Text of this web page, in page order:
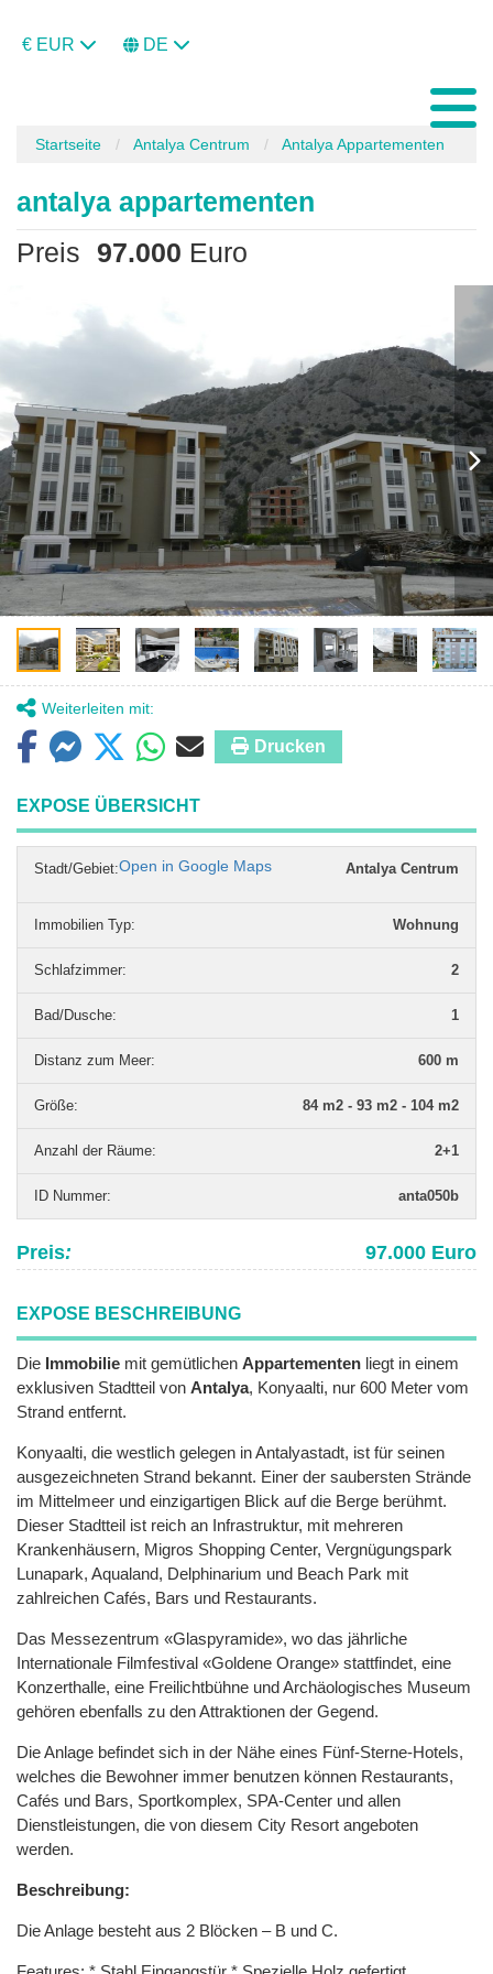
€ EUR DE
Startseite Antalya Centrum Antalya Appartementen
antalya appartementen
Preis 97.000 Euro
Weiterleiten mit:
Drucken
EXPOSE ÜBERSICHT
Stadt/Gebiet: Antalya Centrum
Open in Google Maps
Immobilien Typ: Wohnung
Schlafzimmer: 2
Bad/Dusche: 1
Distanz zum Meer: 600 m
Grö­ße: 84 m2 - 93 m2 - 104 m2
Anzahl der Räume: 2+1
ID Nummer: anta050b
Preis: 97.000 Euro
EXPOSE BESCHREIBUNG
Die Immobilie mit gemütlichen Appartementen liegt in einem
exklusiven Stadtteil von Antalya, Konyaalti, nur 600 Meter vom
Strand entfernt.
Konyaalti, die westlich gelegen in Antalyastadt, ist für seinen
ausgezeichneten Strand bekannt. Einer der saubersten Strände
im Mittelmeer und einzigartigen Blick auf die Berge berühmt.
Dieser Stadtteil ist reich an Infrastruktur, mit mehreren
Krankenhäusern, Migros Shopping Center, Vergnügungspark
Lunapark, Aqualand, Delphinarium und Beach Park mit
zahlreichen Cafés, Bars und Restaurants.
Das Messezentrum «Glaspyramide», wo das jährliche
Internationale Filmfestival «Goldene Orange» stattfindet, eine
Konzerthalle, eine Freilichtbühne und Archäologisches Museum
gehören ebenfalls zu den Attraktionen der Gegend.
Die Anlage befindet sich in der Nähe eines Fünf-Sterne-Hotels,
welches die Bewohner immer benutzen können Restaurants,
Cafés und Bars, Sportkomplex, SPA-Center und allen
Dienstleistungen, die von diesem City Resort angeboten
werden.
Beschreibung:
Die Anlage besteht aus 2 Blöcken – B und C.